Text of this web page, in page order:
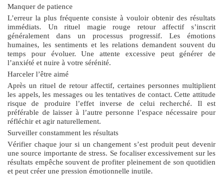
Manquer de patience
L’erreur la plus fréquente consiste à vouloir obtenir des résultats
immédiats. Unrituel magie rouge retour affectif s’inscrit
généralement dans un processus progressif. Les émotions
humaines, les sentiments et les relations demandent souvent du
temps pour évoluer. Une attente excessive peut générer de
l’anxiété et nuire à votre sérénité.
Harceler l’être aimé
Après un rituel de retour affectif, certaines personnes multiplient
les appels, les messages ou les tentatives de contact. Cette attitude
risque de produire l’effet inverse de celui recherché. Il est
préférable de laisser à l’autre personne l’espace nécessaire pour
réfléchir et agir naturellement.
Surveiller constamment les résultats
Vérifier chaque jour si un changement s’est produit peut devenir
une source importante de stress. Se focaliser excessivement sur les
résultats empêche souvent de profiter pleinement de son quotidien
et peut créer une pression émotionnelle inutile.